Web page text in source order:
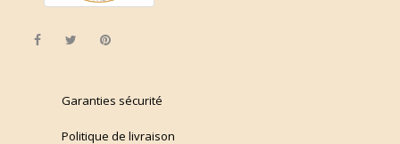
PartagerTweet
Garanties sécurité
Politique de livraison